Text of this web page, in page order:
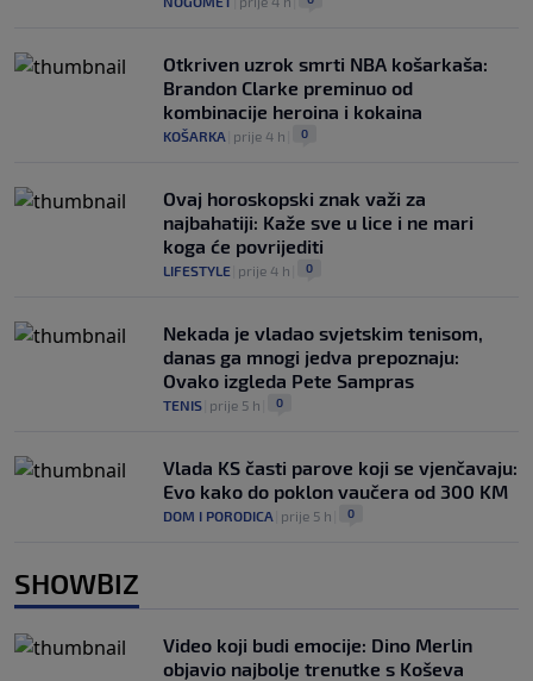
Otkriven uzrok smrti NBA košarkaša:
Brandon Clarke preminuo od
kombinacije heroina i kokaina
KOŠARKA prije 4 h 0
Ovaj horoskopski znak važi za
najbahatiji: Kaže sve u lice i ne mari
koga će povrijediti
LIFESTYLE prije 4 h 0
Nekada je vladao svjetskim tenisom,
danas ga mnogi jedva prepoznaju:
Ovako izgleda Pete Sampras
TENIS prije 5 h 0
Vlada KS časti parove koji se vjenčavaju:
Evo kako do poklon vaučera od 300 KM
DOM I PORODICA prije 5 h 0
SHOWBIZ
Video koji budi emocije: Dino Merlin
objavio najbolje trenutke s Koševa